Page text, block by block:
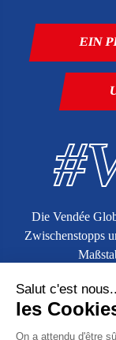
EIN
Die Vendée
Zwischenstopps